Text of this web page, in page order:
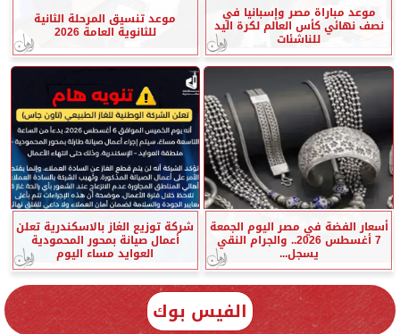
موعد مباراة مصر وإسبانيا في
نصف نهائي كأس العالم لكرة اليد
للناشئات
موعد تنسيق المرحلة الثانية
للثانوية العامة 2026
أسعار الفضة في مصر اليوم الجمعة
7 أغسطس 2026.. والجرام النقي
يسجل...
شركة توزيع الغاز بالاسكندرية تعلن
أعمال صيانة بمحور المحمودية
العوايد مساء اليوم
الفيس بوك